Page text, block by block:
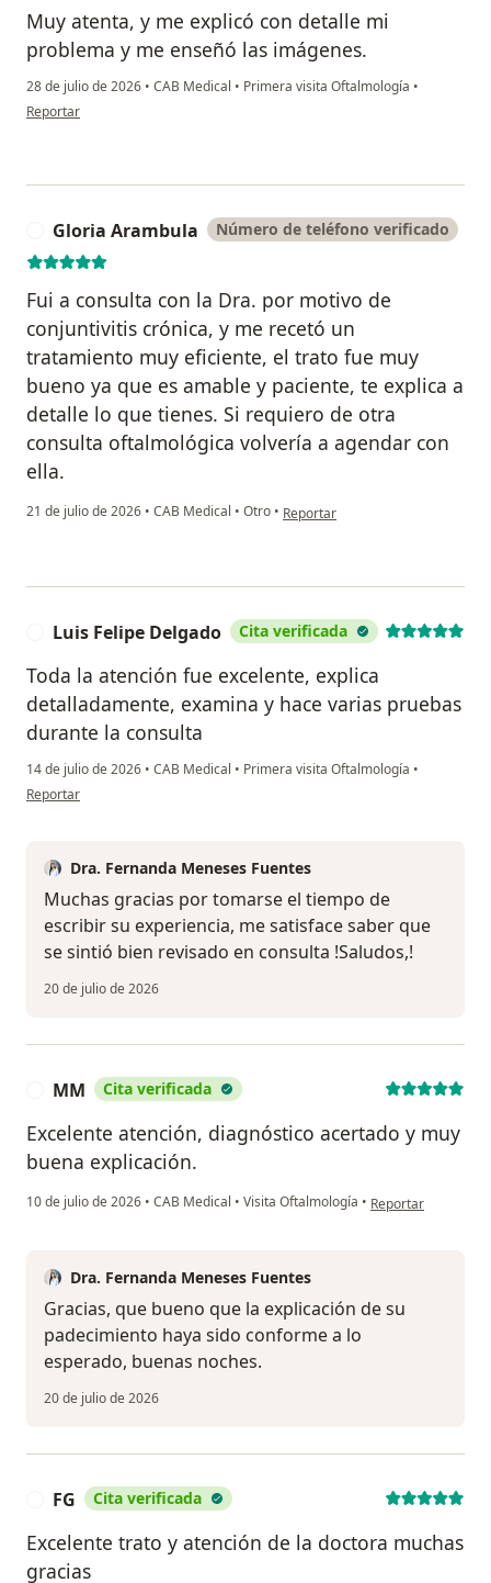
Muy atenta, y me explicó con detalle mi
problema y me enseñó las imágenes.
28 de julio de 2026 • CAB Medical • Primera visita Oftalmología •
en opinión del usuario Sandra R
Reportar
Gloria Arambula Número de teléfono verificado
Fui a consulta con la Dra. por motivo de
conjuntivitis crónica, y me recetó un
tratamiento muy eficiente, el trato fue muy
bueno ya que es amable y paciente, te explica a
detalle lo que tienes. Si requiero de otra
consulta oftalmológica volvería a agendar con
ella.
21 de julio de 2026 • CAB Medical • Otro • en opinión del usuario Gloria
Reportar
Luis Felipe Delgado Cita verificada
Toda la atención fue excelente, explica
detalladamente, examina y hace varias pruebas
durante la consulta
14 de julio de 2026 • CAB Medical • Primera visita Oftalmología •
en opinión del usuario Luis Felipe Delgado
Reportar
Dra. Fernanda Meneses Fuentes
Muchas gracias por tomarse el tiempo de
escribir su experiencia, me satisface saber que
se sintió bien revisado en consulta !Saludos,!
20 de julio de 2026
MM Cita verificada
Excelente atención, diagnóstico acertado y muy
buena explicación.
10 de julio de 2026 • CAB Medical • Visita Oftalmología • en opinión del
Reportar
Dra. Fernanda Meneses Fuentes
Gracias, que bueno que la explicación de su
padecimiento haya sido conforme a lo
esperado, buenas noches.
20 de julio de 2026
FG Cita verificada
Excelente trato y atención de la doctora muchas
gracias